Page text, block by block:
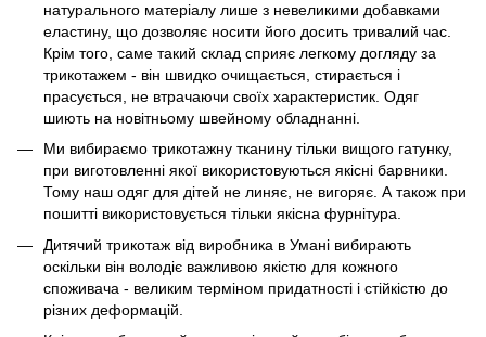
натурального матеріалу лише з невеликими добавками
еластину, що дозволяє носити його досить тривалий час.
Крім того, саме такий склад сприяє легкому догляду за
трикотажем - він швидко очищається, стирається і
прасується, не втрачаючи своїх характеристик. Одяг
шиють на новітньому швейному обладнанні.
Ми вибираємо трикотажну тканину тільки вищого гатунку,
при виготовленні якої використовуються якісні барвники.
Тому наш одяг для дітей не линяє, не вигоряє. А також при
пошитті використовується тільки якісна фурнітура.
Дитячий трикотаж від виробника в Умані вибирають
оскільки він володіє важливою якістю для кожного
споживача - великим терміном придатності і стійкістю до
різних деформацій.